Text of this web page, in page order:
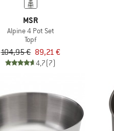
MSR
Alpine 4 Pot Set
Topf
104,95 € 89,21 €
4,7(7)